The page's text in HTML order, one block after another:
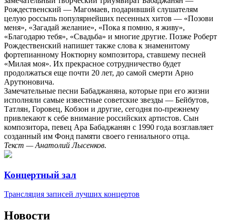
Рождественский — Магомаев, подаривший слушателям
целую россыпь популярнейших песенных хитов — «Позови
меня», «Загадай желание», «Пока я помню, я живу»,
«Благодарю тебя», «Свадьба» и многие другие. Позже Роберт
Рождественский напишет также слова к знаменитому
фортепианному Ноктюрну композитора, ставшему песней
«Милая моя». Их прекрасное сотрудничество будет
продолжаться еще почти 20 лет, до самой смерти Арно
Арутюновича.
Замечательные песни Бабаджаняна, которые при его жизни
исполняли самые известные советские звезды — Бейбутов,
Татлян, Горовец, Кобзон и другие, сегодня по-прежнему
привлекают к себе внимание российских артистов. Сын
композитора, певец Ара Бабаджанян с 1990 года возглавляет
созданный им Фонд памяти своего гениального отца.
Текст — Анатолий Лысенков.
Концертный зал
Трансляция записей лучших концертов
Новости